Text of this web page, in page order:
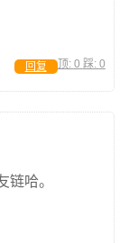
顶: 0 踩: 0
回复
链哈。